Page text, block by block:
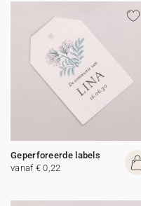
Geperforeerde labels
vanaf € 0,22